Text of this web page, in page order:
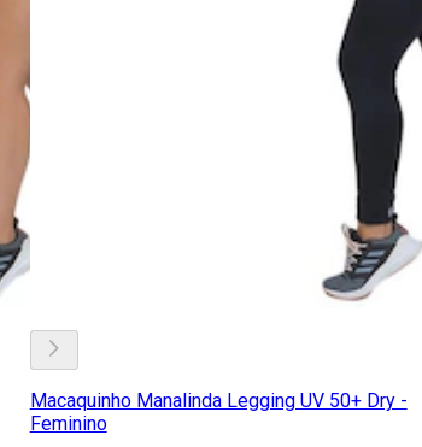
Macaquinho Manalinda Legging UV 50+ Dry -
Feminino